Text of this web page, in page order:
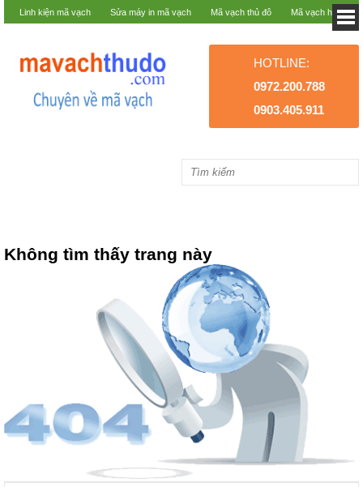
Linh kiện mã vạch Sửa máy in mã vạch Mã vạch thủ đô Mã vạch hà nội
HOTLINE:
0972.200.788
0903.405.911
Không tìm thấy trang này